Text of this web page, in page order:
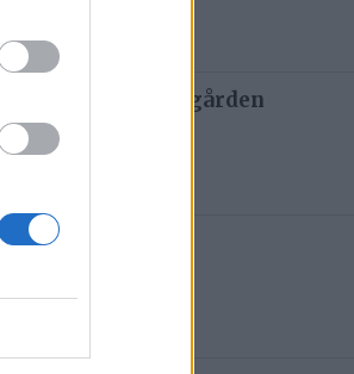
og tau redder de gården
siden
Gauldalen